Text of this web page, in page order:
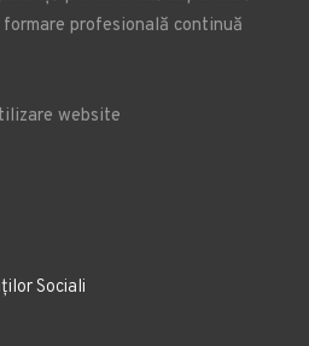
profesională continuă
website
Sociali